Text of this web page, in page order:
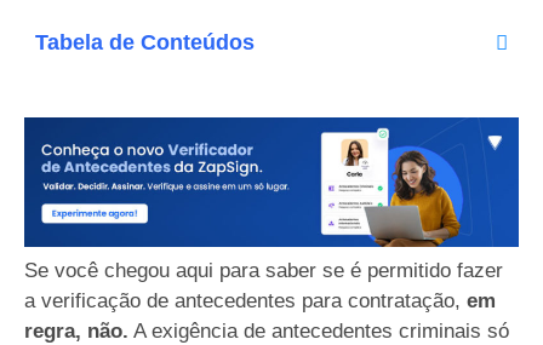
Tabela de Conteúdos
Se você chegou aqui para saber se é permitido fazer
a verificação de antecedentes para contratação, em
regra, não. A exigência de antecedentes criminais só